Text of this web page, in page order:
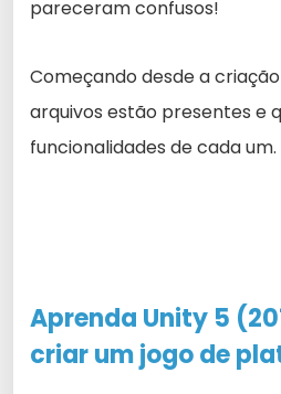
pareceram confusos!
Começando desde a
arquivos estão presentes e
funcionalidades de cada um.
Aprenda Unity 5
criar um jogo de